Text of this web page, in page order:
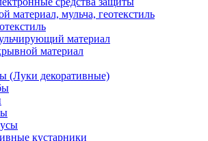
материал, мульча, геотекстиль
материал
материал
(Луки декоративные)
кустарники